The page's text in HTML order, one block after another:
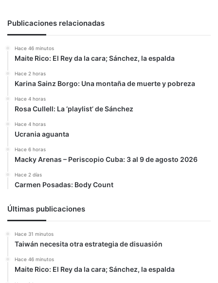
Publicaciones relacionadas
Hace 46 minutos
Maite Rico: El Rey da la cara; Sánchez, la espalda
Hace 2 horas
Karina Sainz Borgo: Una montaña de muerte y pobreza
Hace 4 horas
Rosa Cullell: La ‘playlist’ de Sánchez
Hace 4 horas
Ucrania aguanta
Hace 6 horas
Macky Arenas – Periscopio Cuba: 3 al 9 de agosto 2026
Hace 2 días
Carmen Posadas: Body Count
Últimas publicaciones
Hace 31 minutos
Taiwán necesita otra estrategia de disuasión
Hace 46 minutos
Maite Rico: El Rey da la cara; Sánchez, la espalda